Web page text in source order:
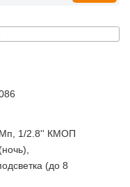
Мп, 1/2.8'' КМОП
(до 8